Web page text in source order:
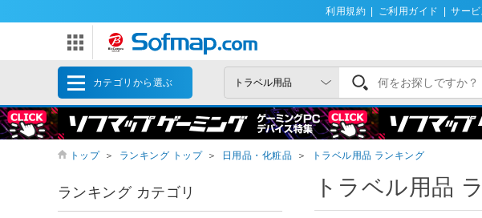
利用規約 ご利用ガイド サー
カテゴリから選ぶ
トップ ＞ ランキング トップ ＞ 日用品・化粧品 ＞ トラベル用品 ランキング
トラベル用品
ランキング カテゴリ